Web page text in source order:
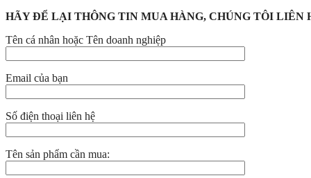
HÃY ĐỂ LẠI THÔNG TIN MUA HÀNG, CHÚNG TÔI LIÊN
Tên cá nhân hoặc Tên doanh nghiệp
Email của bạn
Số điện thoại liên hệ
Tên sản phẩm cần mua: